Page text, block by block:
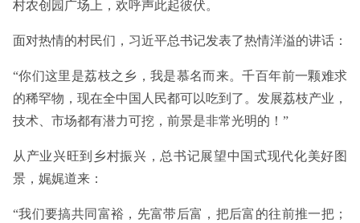
村农创园广场上，欢呼声此起彼伏。
面对热情的村民们，习近平总书记发表了热情洋溢的讲话：
“你们这里是荔枝之乡，我是慕名而来。千百年前一颗难求
的稀罕物，现在全中国人民都可以吃到了。发展荔枝产业，
技术、市场都有潜力可挖，前景是非常光明的！”
从产业兴旺到乡村振兴，总书记展望中国式现代化美好图
景，娓娓道来：
“我们要搞共同富裕，先富带后富，把后富的往前推一把；